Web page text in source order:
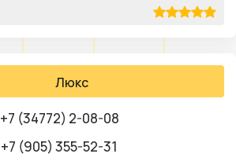
Люкс
+7 (34772) 2-08-08
+7 (905) 355-52-31